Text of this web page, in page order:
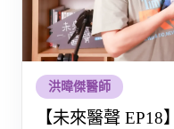
洪暐傑醫師
【未來醫聲